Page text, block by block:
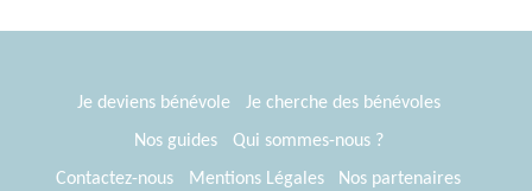
Je deviens bénévole
Je cherche des bénévoles
Nos guides
Qui sommes-nous ?
Contactez-nous
Mentions Légales
Nos partenaires